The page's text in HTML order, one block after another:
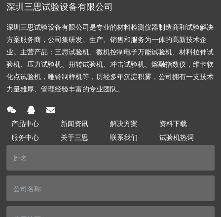
深圳三思试验设备有限公司
深圳三思试验设备有限公司是专业的材料检测仪器制造商和试验解决
方案服务商，公司集研发、生产、销售和服务为一体的高新技术企
业。主营产品：三思试验机、微机控制电子万能试验机、材料拉伸试
验机、压力试验机、扭转试验机、冲击试验机、熔融指数仪，维卡软
化点试验机，哑铃制样机等，历经多年沉淀积雾，公司拥有一支技术
力量雄厚、管理经验丰富的专业团队。
产品中心 新闻资讯 解决方案
资料下载
服务中心
关于三思 联系我们 试验机热词